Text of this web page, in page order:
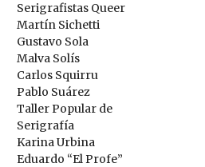
Serigrafistas Queer
Martín Sichetti
Gustavo Sola
Malva Solís
Carlos Squirru
Pablo Suárez
Taller Popular de
Serigrafía
Karina Urbina
Eduardo “El Profe”